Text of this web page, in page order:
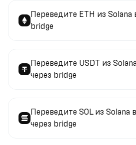
Переведите ETH из Solana
bridge
Переведите USDT из
через bridge
Переведите SOL из Solana
через bridge